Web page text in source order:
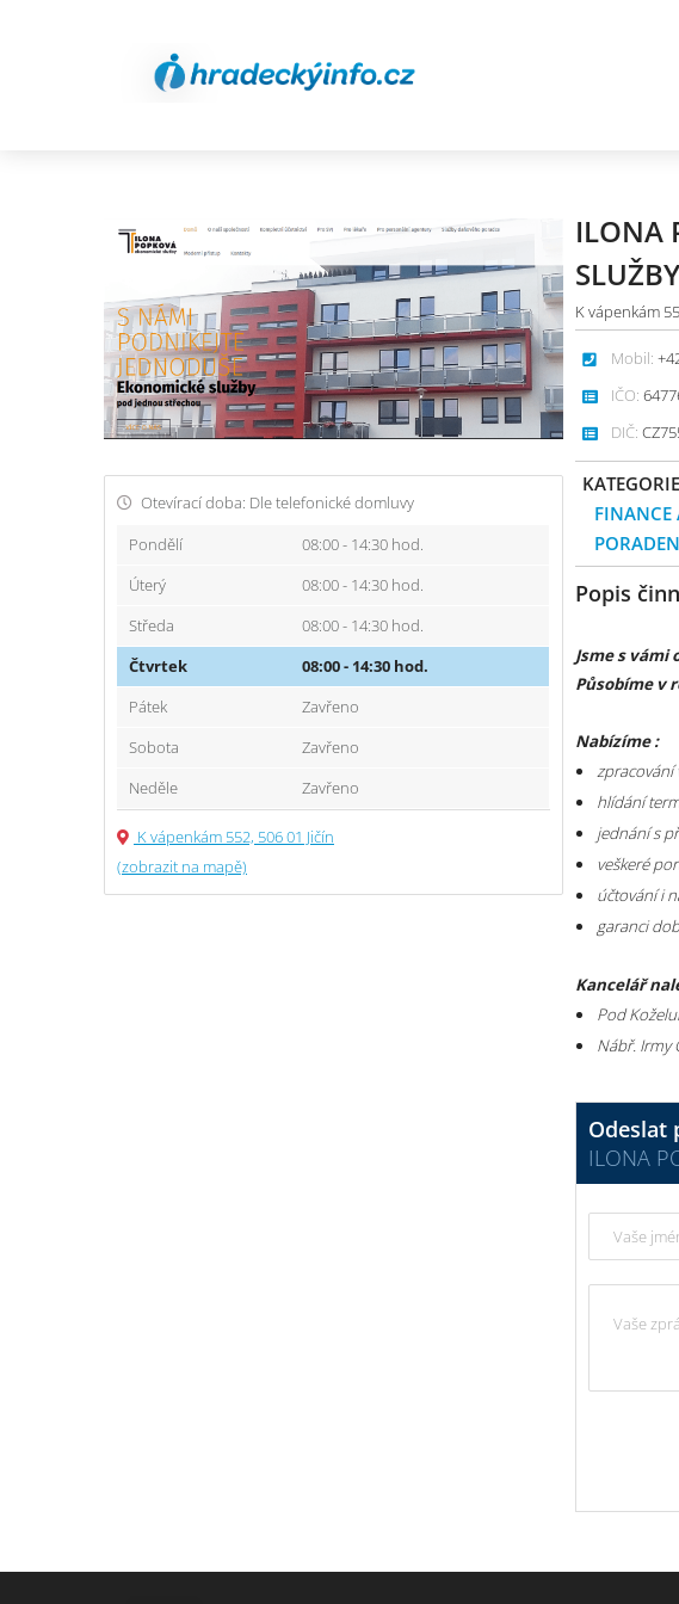
ILONA
K vápenkám
Mobil:
IČO:
DIČ:
FINANCE
Popis
Jsme s
Působíme v
Nabízíme :
zpracování
hlídání
jednání s
veškeré
účtování i
garanci
Kancelář
Pod
Nábř. Irmy
Odeslat
ILONA
Otevírací doba: Dle telefonické domluvy
Pondělí
08:00 - 14:30 hod.
Úterý
08:00 - 14:30 hod.
Středa
08:00 - 14:30 hod.
Čtvrtek
08:00 - 14:30 hod.
Pátek
Zavřeno
Sobota
Zavřeno
Neděle
Zavřeno
K vápenkám 552, 506 01 Jičín
(zobrazit na mapě)